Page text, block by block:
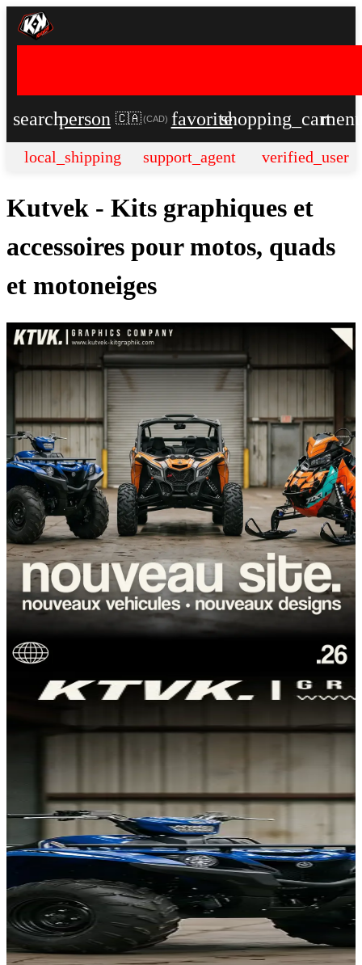
searchperson 🇨🇦 (CAD) favoriteshopping_cart
local_shipping support_agent verified_user
Kutvek - Kits graphiques et
accessoires pour motos, quads
et motoneiges